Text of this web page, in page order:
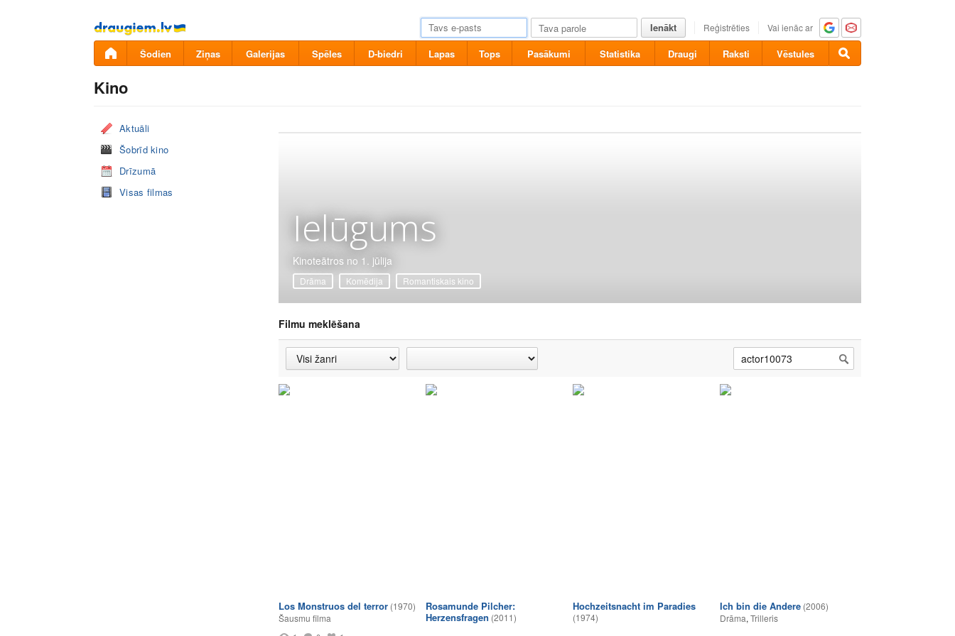
Pāriet
uz
saturu
Ienākt Reģistrēties Vai ienāc ar
Šodien Ziņas Galerijas Spēles D-biedri Lapas Tops Pasākumi Statistika Draugi Raksti Vēstules
Kino
Aktuāli
Šobrīd kino
Drīzumā
Visas filmas
Ielūgums
Kinoteātros no 1. jūlija
Drāma Komēdija Romantiskais kino
Filmu meklēšana
Los Monstruos del terror (1970)
Šausmu filma
Rosamunde Pilcher:
Herzensfragen (2011)
Hochzeitsnacht im Paradies
(1974)
Ich bin die Andere (2006)
Drāma, Trilleris